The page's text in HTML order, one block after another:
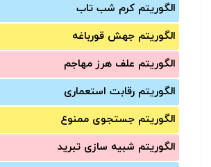
الگوریتم کرم شب تاب
الگوریتم جهش قورباغه
الگوریتم علف هرز مهاجم
الگوریتم رقابت استعماری
الگوریتم جستجوی ممنوع
الگوریتم شبیه سازی تبرید